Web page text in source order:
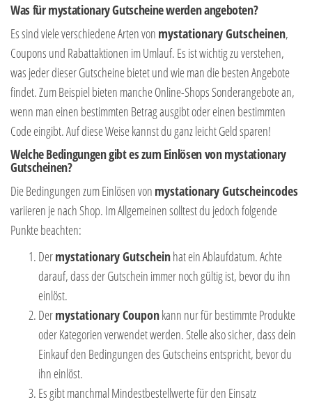
Was für mystationary Gutscheine werden angeboten?
Es sind viele verschiedene Arten von mystationary Gutscheinen,
Coupons und Rabattaktionen im Umlauf. Es ist wichtig zu verstehen,
was jeder dieser Gutscheine bietet und wie man die besten Angebote
findet. Zum Beispiel bieten manche Online-Shops Sonderangebote an,
wenn man einen bestimmten Betrag ausgibt oder einen bestimmten
Code eingibt. Auf diese Weise kannst du ganz leicht Geld sparen!
Welche Bedingungen gibt es zum Einlösen von mystationary
Gutscheinen?
Die Bedingungen zum Einlösen von mystationary Gutscheincodes
variieren je nach Shop. Im Allgemeinen solltest du jedoch folgende
Punkte beachten:
Dermystationary Gutscheinhat ein Ablaufdatum. Achte
darauf, dass der Gutschein immer noch gültig ist, bevor du ihn
einlöst.
Dermystationary Couponkann nur für bestimmte Produkte
oder Kategorien verwendet werden. Stelle also sicher, dass dein
Einkauf den Bedingungen des Gutscheins entspricht, bevor du
ihn einlöst.
Es gibt manchmal Mindestbestellwerte für den Einsatz